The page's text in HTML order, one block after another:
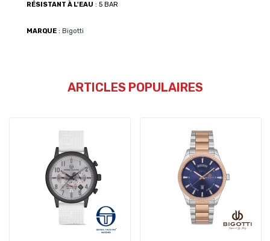
RÉSISTANT À L'EAU : 5 BAR
MARQUE : Bigotti
ARTICLES POPULAIRES